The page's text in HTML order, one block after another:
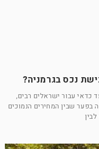
נכס בגרמניה?
כדאי עבור ישראלים רבים,
שבין המחירים הנמוכים